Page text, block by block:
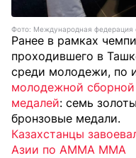
Фото: Международная федерация
Ранее в рамках
проходившего в
среди молодежи, по
молодежной сборной
медалей: семь
бронзовые медали.
Казахстанцы
Азии по АММА ММА